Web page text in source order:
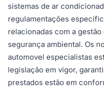
sistemas de ar
regulamentações
relacionadas com a
segurança ambiental. Os
automovel especialistas
legislação em vigor,
prestados estão em